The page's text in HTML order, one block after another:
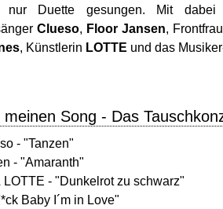
nur Duette gesungen. Mit
Clueso, Floor Jansen,
, Künstlerin LOTTE und das
Song - Das
- "Tanzen"
- "Amaranth"
- "Dunkelrot zu schwarz"
Baby I´m in Love"